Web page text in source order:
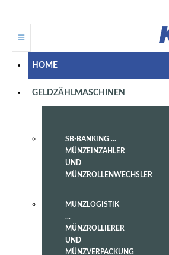
HOME
GELDZÄHLMASCHINEN
SB-BANKING ...
MÜNZEINZAHLER
UND
MÜNZROLLENWECHSLER
MÜNZLOGISTIK
...
MÜNZROLLIERER
UND
MÜNZVERPACKUNG